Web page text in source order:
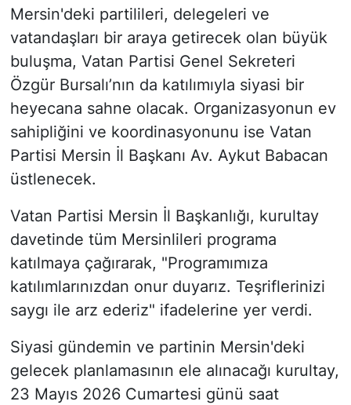
Mersin'deki partilileri, delegeleri ve
vatandaşları bir araya getirecek olan büyük
buluşma, Vatan Partisi Genel Sekreteri
Özgür Bursalı’nın da katılımıyla siyasi bir
heyecana sahne olacak. Organizasyonun ev
sahipliğini ve koordinasyonunu ise Vatan
Partisi Mersin İl Başkanı Av. Aykut Babacan
üstlenecek.
Vatan Partisi Mersin İl Başkanlığı, kurultay
davetinde tüm Mersinlileri programa
katılmaya çağırarak, "Programımıza
katılımlarınızdan onur duyarız. Teşriflerinizi
saygı ile arz ederiz" ifadelerine yer verdi.
Siyasi gündemin ve partinin Mersin'deki
gelecek planlamasının ele alınacağı kurultay,
23 Mayıs 2026 Cumartesi günü saat